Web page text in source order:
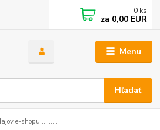
Menu
Hľadať
0 ks
za 0,00 EUR
e-shopu ………